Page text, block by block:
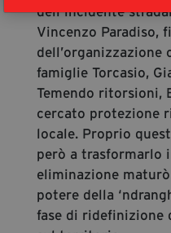
dell’incidente
Vincenzo Paradiso,
famiglie Torcasio,
Temendo ritorsioni,
cercato protezione
locale. Proprio
però a trasformarlo
eliminazione
potere della
fase di